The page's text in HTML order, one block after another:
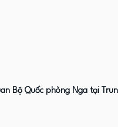
Bộ Quốc phòng Nga tại